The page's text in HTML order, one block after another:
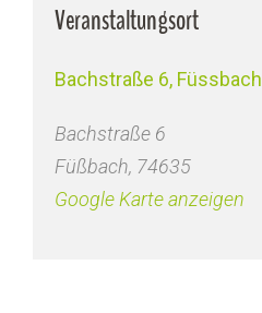
Veranstaltungsort
Bachstraße 6, Füssbach
Bachstraße 6
Füßbach, 74635
Google Karte anzeigen